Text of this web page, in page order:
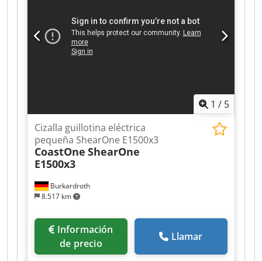
1 / 5
Burkardroth
8.517 km
Cizalla guillotina eléctrica
pequeña ShearOne E1500x3
CoastOne ShearOne
E1500x3
de precio
Llamar